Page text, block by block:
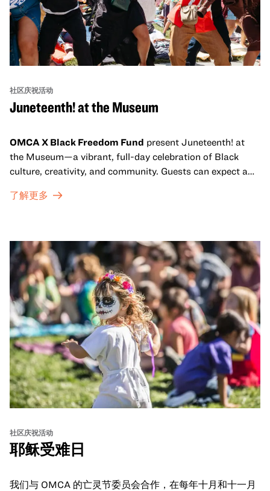
社区庆祝活动
Juneteenth! at the Museum
OMCA X Black Freedom Fund present Juneteenth! at
the Museum—a vibrant, full-day celebration of Black
culture, creativity, and community. Guests can expect a
sets from boundary-pushing artists, delicious offerings
move, make, and connect in celebration of Black culture.
了解更多
社区庆祝活动
耶稣受难日
我们与 OMCA 的亡灵节委员会合作，在每年十月和十一月